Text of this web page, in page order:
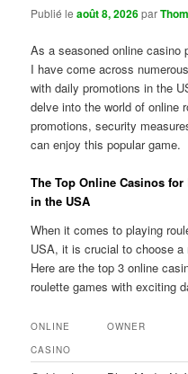
Publié leaoût 8, 2026par
As a seasoned online casino
I have come across
with daily promotions in the
delve into the world of online
promotions, security
can enjoy this popular game.
The Top Online Casinos
in the USA
When it comes to playing
USA, it is crucial to choose a
Here are the top 3 online
roulette games with exciting
ONLINE
CASINO
OWNER